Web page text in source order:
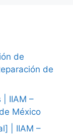
de
de
| IIAM –
México
| IIAM –